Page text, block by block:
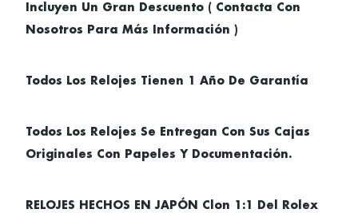
Incluyen Un Gran Descuento ( Contacta Con
Nosotros Para Más Información )
Todos Los Relojes Tienen 1 Año De Garantía
Todos Los Relojes Se Entregan Con Sus Cajas
Originales Con Papeles Y Documentación.
RELOJES HECHOS EN JAPÓN Clon 1:1 Del Rolex